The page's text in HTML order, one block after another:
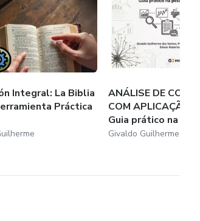
Integral: La Biblia
Práctica
ANÁLISE DE
COM APLICAÇÃO
Guia prático na pes...
Givaldo Guilherme